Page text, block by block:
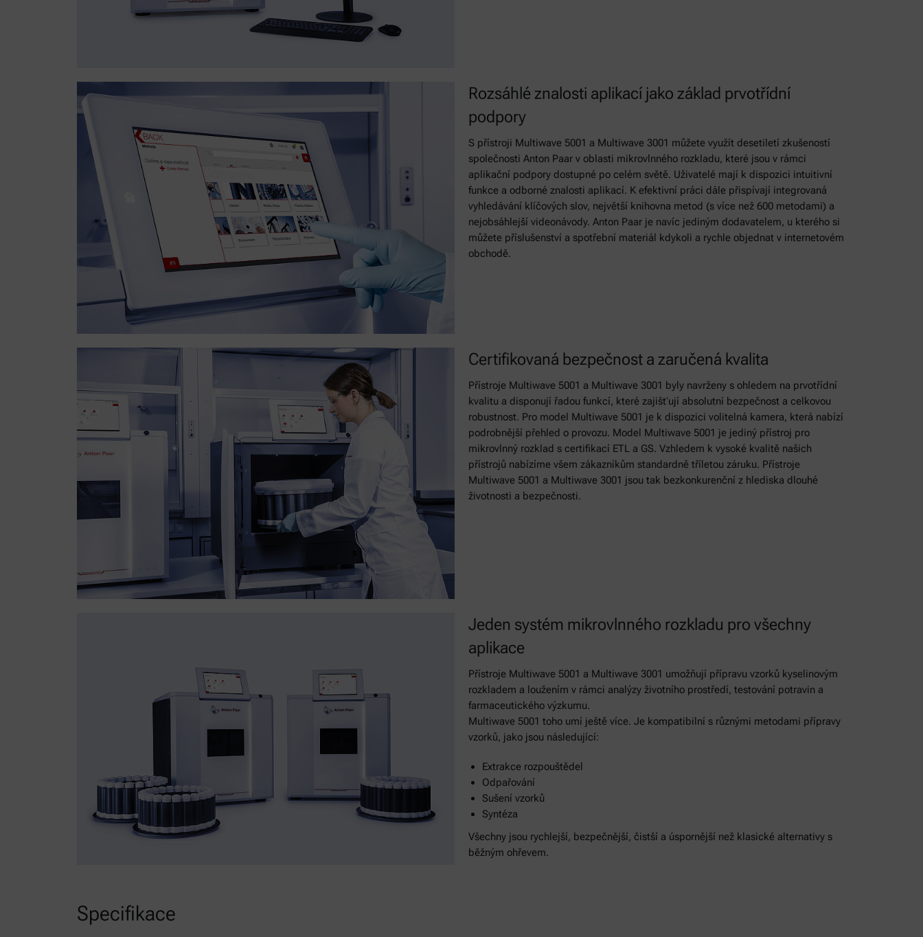
Rozsáhlé znalosti aplikací jako základ prvotřídní
podpory
S přístroji Multiwave 5001 a Multiwave 3001 můžete využít desetiletí zkušeností
společnosti Anton Paar v oblasti mikrovlnného rozkladu, které jsou v rámci
aplikační podpory dostupné po celém světě. Uživatelé mají k dispozici intuitivní
funkce a odborné znalosti aplikací. K efektivní práci dále přispívají integrovaná
vyhledávání klíčových slov, největší knihovna metod (s více než 600 metodami) a
nejobsáhlejší videonávody. Anton Paar je navíc jediným dodavatelem, u kterého si
můžete příslušenství a spotřební materiál kdykoli a rychle objednat v internetovém
obchodě.
Certifikovaná bezpečnost a zaručená kvalita
Přístroje Multiwave 5001 a Multiwave 3001 byly navrženy s ohledem na prvotřídní
kvalitu a disponují řadou funkcí, které zajišťují absolutní bezpečnost a celkovou
robustnost. Pro model Multiwave 5001 je k dispozici volitelná kamera, která nabízí
podrobnější přehled o provozu. Model Multiwave 5001 je jediný přístroj pro
mikrovlnný rozklad s certifikací ETL a GS. Vzhledem k vysoké kvalitě našich
přístrojů nabízíme všem zákazníkům standardně tříletou záruku. Přístroje
Multiwave 5001 a Multiwave 3001 jsou tak bezkonkurenční z hlediska dlouhé
životnosti a bezpečnosti.
Jeden systém mikrovlnného rozkladu pro všechny
aplikace
Přístroje Multiwave 5001 a Multiwave 3001 umožňují přípravu vzorků kyselinovým
rozkladem a loužením v rámci analýzy životního prostředí, testování potravin a
farmaceutického výzkumu.
Multiwave 5001 toho umí ještě více. Je kompatibilní s různými metodami přípravy
vzorků, jako jsou následující:
Extrakce rozpouštědel
Odpařování
Sušení vzorků
Syntéza
Všechny jsou rychlejší, bezpečnější, čistší a úspornější než klasické alternativy s
běžným ohřevem.
Specifikace